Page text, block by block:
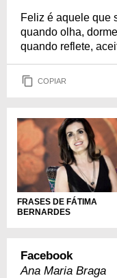
Feliz é aquele que
quando olha,
quando reflete,
COPIAR
FRASES DE FÁTIMA
BERNARDES
Facebook
Ana Maria Braga